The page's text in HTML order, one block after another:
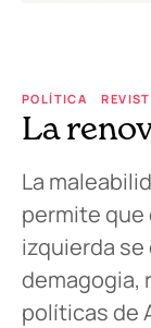
POLÍTICA
La
La
permite que
izquierda
demagogia,
políticas de